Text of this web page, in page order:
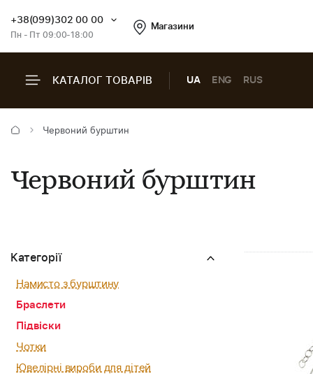
+38(099)302 00 00
Пн - Пт 09:00-18:00
Магазини
КАТАЛОГ ТОВАРІВ UA ENG RUS
Червоний бурштин
Червоний бурштин
Категорії
Намисто з бурштину
Браслети
Підвіски
Чотки
Ювелірні вироби для дітей